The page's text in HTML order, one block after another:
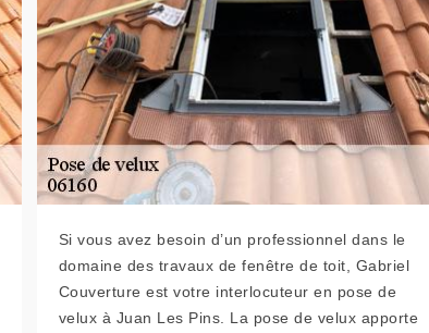
Si vous avez besoin d’un professionnel dans le
domaine des travaux de fenêtre de toit, Gabriel
Couverture est votre interlocuteur en pose de
velux à Juan Les Pins. La pose de velux apporte